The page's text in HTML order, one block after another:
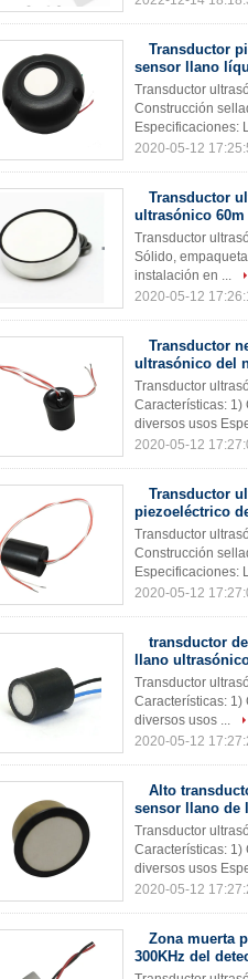
Transductor
sensor llano
Transductor
Construcción
Especificaciones:
2020-05-12
Transductor
ultrasónico 60m
Transductor
Sólido,
instalación en ...
2020-05-12
Transductor
ultrasónico del
Transductor
Características:
diversos usos
2020-05-12
Transductor
piezoeléctrico
Transductor
Construcción
Especificaciones:
2020-05-12
transductor
llano
Transductor
Características:
diversos usos ...
2020-05-12
Alto
sensor llano de
Transductor
Características:
diversos usos
2020-05-12
Zona muerta
300KHz del